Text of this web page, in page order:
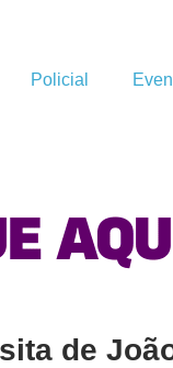
Policial
de